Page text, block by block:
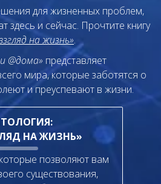
для жизненных проблем,
здесь и сейчас. Прочтите книгу
на жизнь».
@дома» представляет
мира, которые заботятся о
и преуспевают в жизни.
НА ЖИЗНЬ»
позволяют вам
существования,